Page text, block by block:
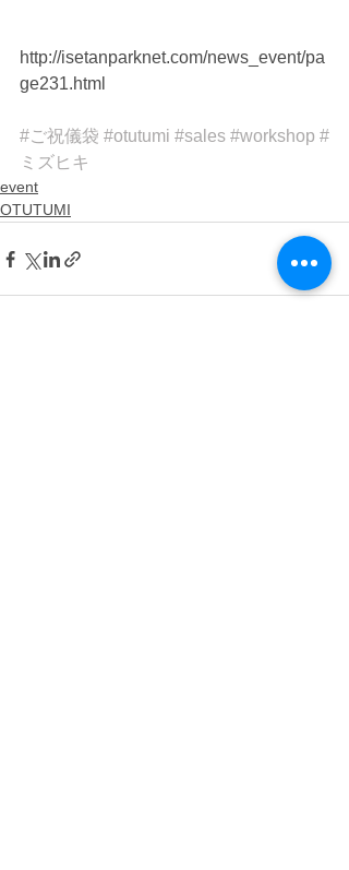
http://isetanparknet.com/news_event/pa
ge231.html
#ご祝儀袋 #otutumi #sales #workshop #
ミズヒキ
event
OTUTUMI